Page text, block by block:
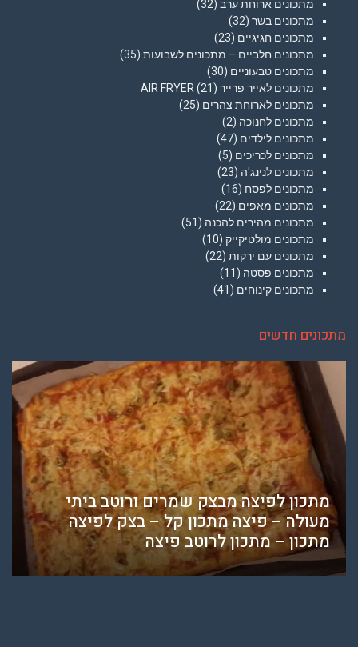
מתכונים ארוחת ערב (32)
מתכונים בשר (32)
מתכונים חגיגיים (23)
מתכונים חלביים – מתכונים לשבועות (35)
מתכונים טבעוניים (30)
מתכונים לאייר פרייר AIR FRYER (21)
מתכונים לארוחת צהרים (25)
מתכונים לחנוכה (2)
מתכונים לילדים (47)
מתכונים לכריכים (5)
מתכונים לנינג'ה (23)
מתכונים לפסח (16)
מתכונים מאפים (22)
מתכונים מהירים להכנה (51)
מתכונים מולטיקייק (10)
מתכונים עם ירקות (22)
מתכונים פסטה (11)
מתכונים קינוחים (41)
מתכונים חדשים
מתכון לפיצה מבצק שמרים ורוטב ביתי
מעולה – פיצה מתכון קל – בצק לפיצה
מתכון – מתכון לרוטב פיצה